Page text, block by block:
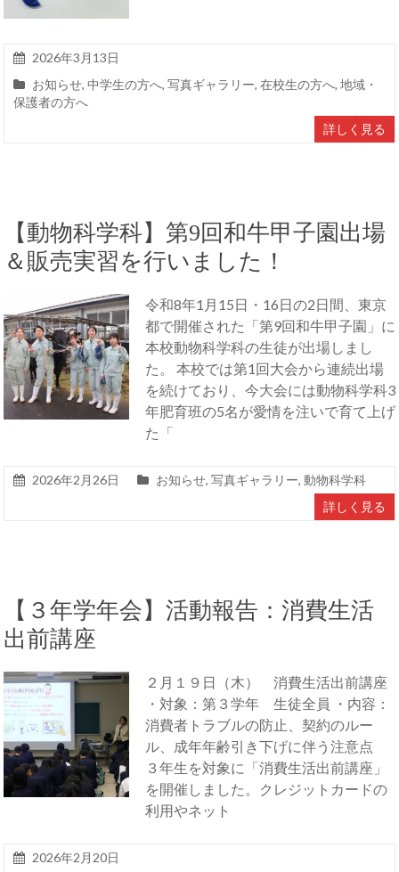
2026年3月13日
お知らせ,中学生の方へ,写真ギャラリー,在校生の方へ,地域・
保護者の方へ
詳しく見る
【動物科学科】第9回和牛甲子園出場
＆販売実習を行いました！
令和8年1月15日・16日の2日間、東京
都で開催された「第9回和牛甲子園」に
本校動物科学科の生徒が出場しまし
た。 本校では第1回大会から連続出場
を続けており、今大会には動物科学科3
年肥育班の5名が愛情を注いで育て上げ
た「
2026年2月26日 お知らせ,写真ギャラリー,動物科学科
詳しく見る
【３年学年会】活動報告：消費生活
出前講座
２月１９日（木） 消費生活出前講座
・対象：第３学年 生徒全員 ・内容：
消費者トラブルの防止、契約のルー
ル、成年年齢引き下げに伴う注意点
３年生を対象に「消費生活出前講座」
を開催しました。クレジットカードの
利用やネット
2026年2月20日